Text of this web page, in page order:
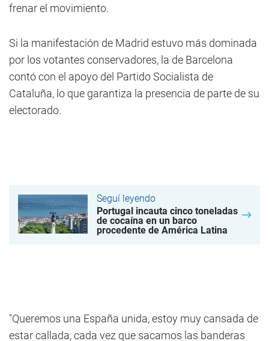
frenar el movimiento.
Si la manifestación de Madrid estuvo más dominada
por los votantes conservadores, la de Barcelona
contó con el apoyo del Partido Socialista de
Cataluña, lo que garantiza la presencia de parte de su
electorado.
Seguí leyendo
Portugal incauta cinco toneladas
de cocaína en un barco
procedente de América Latina
"Queremos una España unida, estoy muy cansada de
estar callada, cada vez que sacamos las banderas